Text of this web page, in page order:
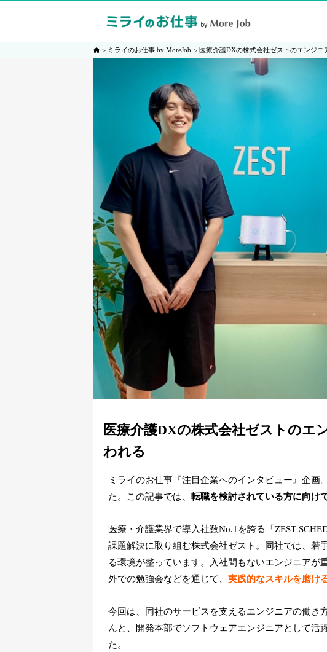
ミライのお仕事 by MoreJob 医療介護DXの株式会社ゼストのエンジニ
医療介護DXの株式会社ゼストのエ
われる
ミライのお仕事『注目企業へのインタビュー』企画
た。この記事では、 転職を検討されている方に向け
医療・介護業界で導入社数No.1を誇る「ZEST
課題解決に取り組む株式会社ゼスト。同社では、若
る環境が整っています。入社間もないエンジニア
外での勉強会などを通じて、 実践的なスキルを磨け
今回は、同社のサービスを支えるエンジニアの働き
んと、開発本部でソフトウェアエンジニアとして活
た。